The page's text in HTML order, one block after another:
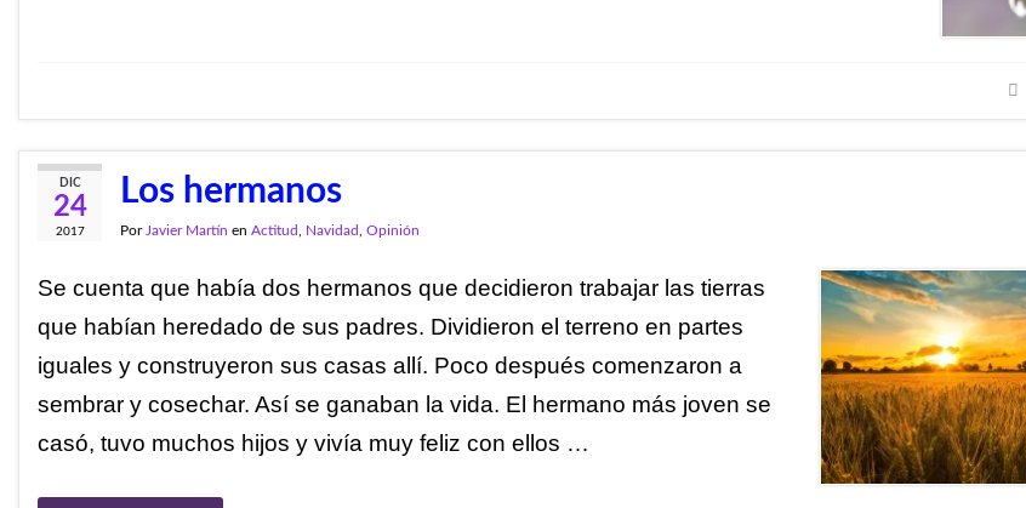
DIC
24
2017
Los hermanos
Por Javier Martín en Actitud Navidad Opinión
Se cuenta que había dos hermanos que decidieron trabajar las tierras
que habían heredado de sus padres. Dividieron el terreno en partes
iguales y construyeron sus casas allí. Poco después comenzaron a
sembrar y cosechar. Así se ganaban la vida. El hermano más joven se
casó, tuvo muchos hijos y vivía muy feliz con ellos …